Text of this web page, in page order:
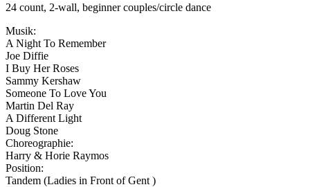
24 count, 2-wall, beginner couples/circle dance
Musik:
A Night To Remember
Joe Diffie
I Buy Her Roses
Sammy Kershaw
Someone To Love You
Martin Del Ray
A Different Light
Doug Stone
Choreographie:
Harry & Horie Raymos
Position:
Tandem (Ladies in Front of Gent )